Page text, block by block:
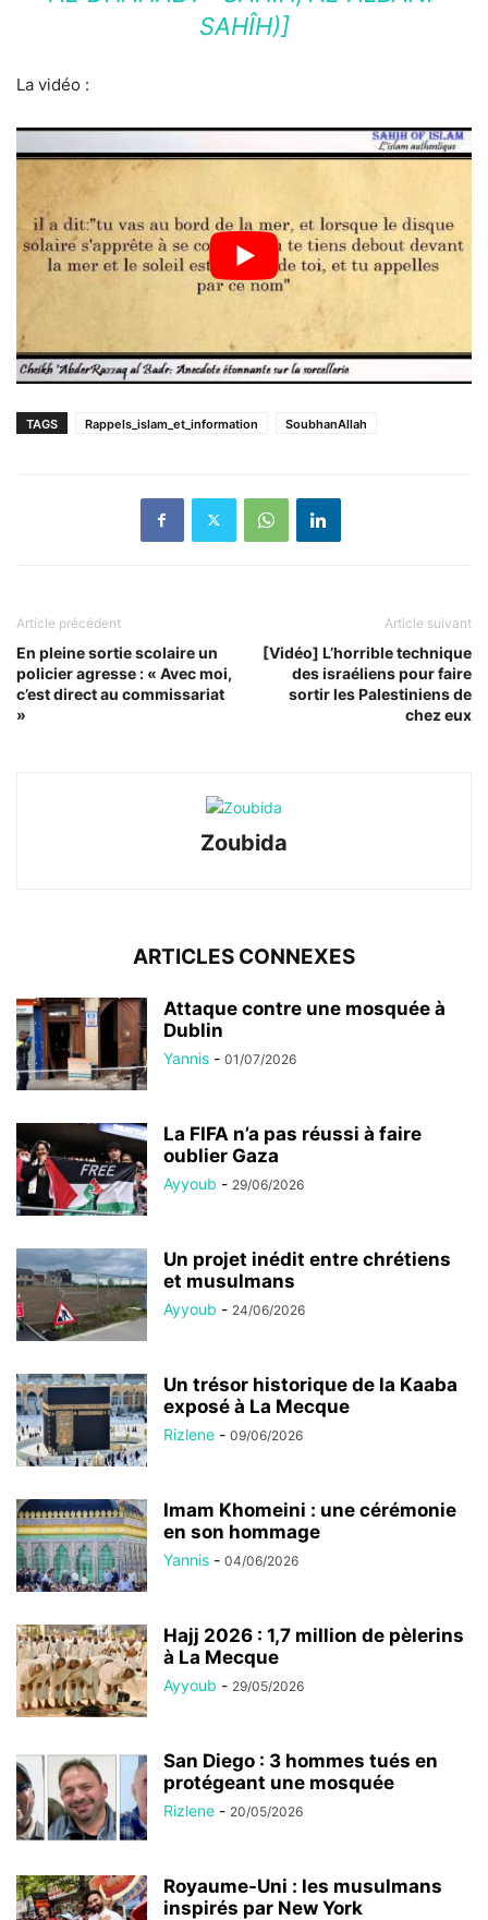
SAHÎH)]
La vidéo :
TAGS Rappels_islam_et_information SoubhanAllah
Article précédent
En pleine sortie scolaire un
policier agresse : « Avec moi,
c’est direct au commissariat
»
Article suivant
[Vidéo] L’horrible technique
des israéliens pour faire
sortir les Palestiniens de
chez eux
Zoubida
ARTICLES CONNEXES
Attaque contre une mosquée à
Dublin
Yannis - 01/07/2026
La FIFA n’a pas réussi à faire
oublier Gaza
Ayyoub - 29/06/2026
Un projet inédit entre chrétiens
et musulmans
Ayyoub - 24/06/2026
Un trésor historique de la Kaaba
exposé à La Mecque
Rizlene - 09/06/2026
Imam Khomeini : une cérémonie
en son hommage
Yannis - 04/06/2026
Hajj 2026 : 1,7 million de pèlerins
à La Mecque
Ayyoub - 29/05/2026
San Diego : 3 hommes tués en
protégeant une mosquée
Rizlene - 20/05/2026
Royaume-Uni : les musulmans
inspirés par New York